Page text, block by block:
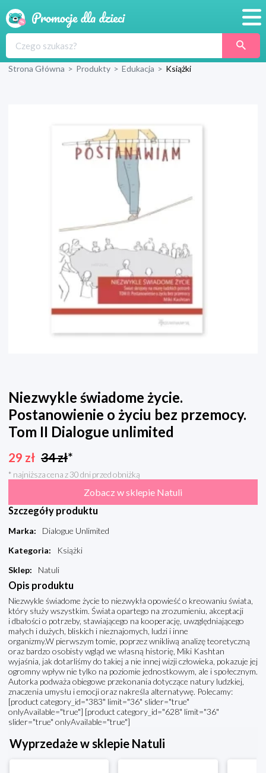
Produkty
Blog
Wyprawka
Strona Główna > Produkty > Edukacja > Książki
Niezwykle świadome życie.
Postanowienie o życiu bez przemocy.
Tom II Dialogue unlimited
29 zł 34zł*
* najniższa cena z 30 dni przed obniżką
Zobacz w sklepie Natuli
Szczegóły produktu
Marka:
Dialogue Unlimited
Kategoria:
Książki
Sklep: Natuli
Opis produktu
Niezwykle świadome życie to niezwykła opowieść o kreowaniu świata,
który służy wszystkim. Świata opartego na zrozumieniu, akceptacji
i dbałości o potrzeby, stawiającego na kooperację, uwzględniającego
małych i dużych, bliskich i nieznajomych, ludzi i inne
organizmy.W pierwszym tomie, poprzez wnikliwą analizę teoretyczną
oraz bardzo osobisty wgląd we własną historię, Miki Kashtan
wyjaśnia, jak dotarliśmy do takiej a nie innej wizji człowieka, pokazuje jej
ogromny wpływ nie tylko na poziomie jednostkowym, ale i społecznym.
Autorka podważa obiegowe przekonania dotyczące natury ludzkiej,
znaczenia umysłu i emocji oraz nakreśla alternatywę. Polecamy:
[product category_id="383" limit="36" slider="true"
onlyAvailable="true"] [product category_id="628" limit="36"
slider="true" onlyAvailable="true"]
Wyprzedaże w sklepie Natuli